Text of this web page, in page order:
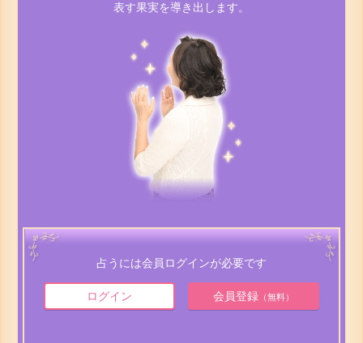
表す果実を導き出します。
占うには会員ログインが必要です
ログイン 会員登録（無料）